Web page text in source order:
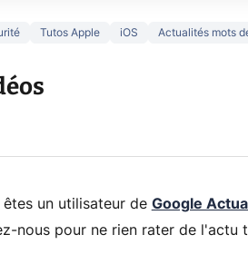
Tutos Apple iOS Actualités mots
en 1
!
5 générations
êtes un utilisateur de Google
nous pour ne rien rater de l'actu